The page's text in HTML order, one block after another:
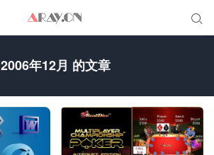

2006年12月 的文章